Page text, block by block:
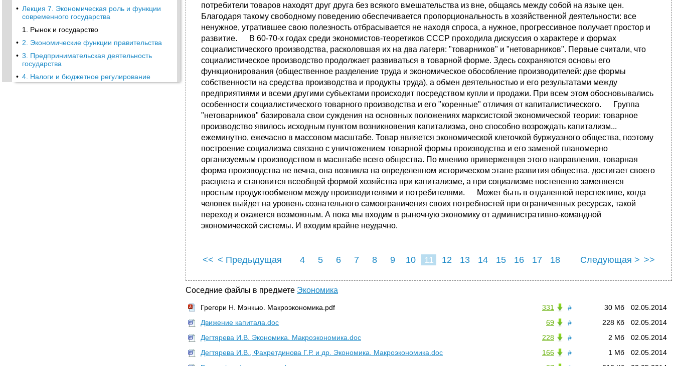
• Лекция 7. Экономическая роль и функции
современного государства
1. Рынок и государство
• 2. Экономические функции правительства
• 3. Предпринимательская деятельность
государства
• 4. Налоги и бюджетное регулирование
потребители товаров находят друг друга без всякого вмешательства из вне, общаясь между собой на языке цен.
Благодаря такому свободному поведению обеспечивается пропорциональность в хозяйственной деятельности: все
ненужное, утратившее свою полезность отбрасывается не находя спроса, а нужное, прогрессивное получает простор и
развитие. В 60-70-х годах среди экономистов-теоретиков СССР проходила дискуссия о характере и формах
социалистического производства, расколовшая их на два лагеря: "товарников" и "нетоварников". Первые считали, что
социалистическое производство продолжает развиваться в товарной форме. Здесь сохраняются основы его
функционирования (общественное разделение труда и экономическое обособление производителей: две формы
собственности на средства производства и продукты труда), а обмен деятельностью и его результатами между
предприятиями и всеми другими субъектами происходит посредством купли и продажи. При всем этом обосновывались
особенности социалистического товарного производства и его "коренные" отличия от капиталистического. Группа
"нетоварников" базировала свои суждения на основных положениях марксистской экономической теории: товарное
производство явилось исходным пунктом возникновения капитализма, оно способно возрождать капитализм...
ежеминутно, ежечасно в массовом масштабе. Товар является экономической клеточкой буржуазного общества, поэтому
построение социализма связано с уничтожением товарной формы производства и его заменой планомерно
организуемым производством в масштабе всего общества. По мнению приверженцев этого направления, товарная
форма производства не вечна, она возникла на определенном историческом этапе развития общества, достигает своего
расцвета и становится всеобщей формой хозяйства при капитализме, а при социализме постепенно заменяется
простым продуктообменом между производителями и потребителями. Может быть в отдаленной перспективе, когда
человек выйдет на уровень сознательного самоограничения своих потребностей при ограниченных ресурсах, такой
переход и окажется возможным. А пока мы входим в рыночную экономику от административно-командной
экономической системы. И входим крайне неудачно.
<< < Предыдущая 4 5 6 7 8 9 10 11 12 13 14 15 16 17
18
Следующая > >>
Соседние файлы в предмете Экономика
# 02.05.2014
30 Мб
331
Грегори Н. Мэнкью. Макроэкономика.pdf
#
02.05.2014
228 Кб
69
Движение капитала.doc
#
02.05.2014
2 Мб
228
Дегтярева И.В. Экономика. Макроэкономика.doc
#
02.05.2014
1 Мб
166
Дегтярева И.В., Фахретдинова Г.Р. и др. Экономика. Макроэкономика.doc